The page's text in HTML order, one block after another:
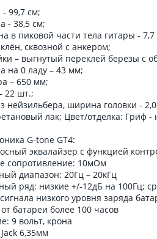
99,7 см;
- 38,5 см;
в пиковой части тела гитары - 7,7
сквозной с анкером;
– выгнутый переклей березы с
на 0 ладу – 43 мм;
– 650 мм;
22 шт.;
нейзильбера, ширина головки -
лак; Цвет/отделка: Гриф
G-tone GT4:
эквалайзер с функцией
сопротивление: 10мОм
диапазон: 20Гц – 20кГц
ряд: низкие +/-12дБ на 100Гц;
низкого уровня заряда
батареи более 100 часов
9 вольт, крона
6,35мм